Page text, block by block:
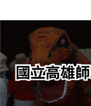
轉
要
內
容